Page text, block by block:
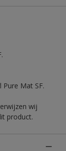
Mat SF.
wij
product.